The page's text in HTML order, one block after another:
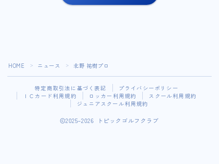
HOME ＞ ニュース ＞ 北野 祐樹プロ
特定商取引法に基づく表記
プライバシーポリシー
ＩＣカード利用規約
ロッカー利用規約
スクール利用規約
ジュニアスクール利用規約
2025–2026 トピックゴルフクラブ